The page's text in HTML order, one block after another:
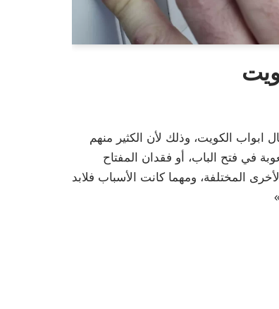
ابواب الكويت، وذلك لأن الكثير منهم
في فتح الباب، أو فقدان المفتاح
المختلفة، ومهما كانت الأسباب فلابد